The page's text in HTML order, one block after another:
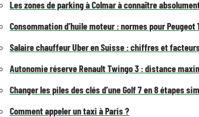
Les zones de parking à Colmar à connaître
Consommation d’huile moteur : normes pour Peugeot
Salaire chauffeur Uber en Suisse : chiffres et
Autonomie réserve Renault Twingo 3 : distance
Changer les piles des clés d’une Golf 7 en 8 étapes
Comment appeler un taxi à Paris ?